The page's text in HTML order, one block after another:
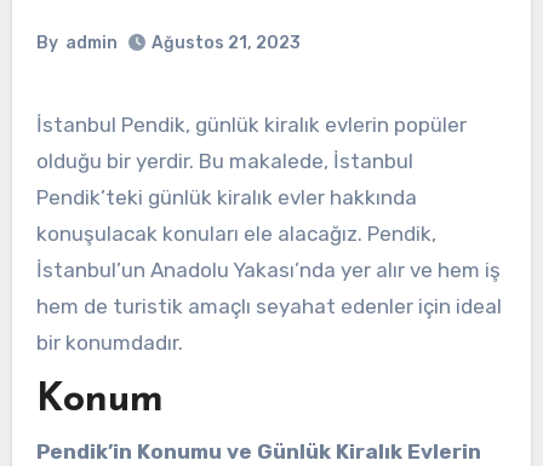
By admin Ağustos 21, 2023
İstanbul Pendik, günlük kiralık evlerin popüler
olduğu bir yerdir. Bu makalede, İstanbul
Pendik’teki günlük kiralık evler hakkında
konuşulacak konuları ele alacağız. Pendik,
İstanbul’un Anadolu Yakası’nda yer alır ve hem iş
hem de turistik amaçlı seyahat edenler için ideal
bir konumdadır.
Konum
Pendik’in Konumu ve Günlük Kiralık Evlerin